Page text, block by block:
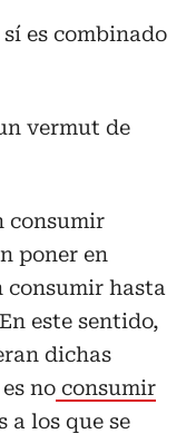
es combinado
vermut de
consumir
poner en
consumir hasta
este sentido,
dichas
no consumir
a los que se